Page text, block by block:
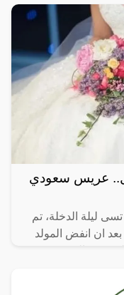
عريس سعودي
ليلة الدخلة، تم
ان انفض المولد